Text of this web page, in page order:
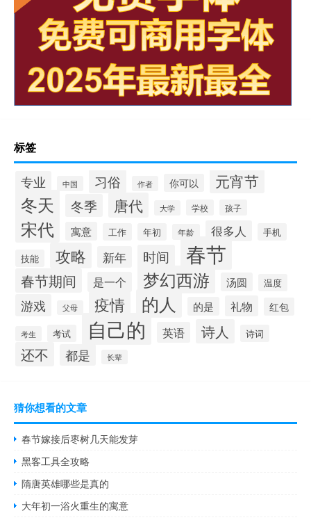
标签
专业 中国 习俗 作者 你可以 元宵节
冬天 冬季 唐代 大学 学校 孩子
宋代 寓意 工作 年初 年龄 很多人
手机
技能
攻略 新年 时间 春节
春节期间 是一个 梦幻西游 汤圆 温度
游戏 父母 疫情 的人 的是 礼物 红包
考生 考试 自己的 英语 诗人 诗词
还不 都是 长辈
猜你想看的文章
春节嫁接后枣树几天能发芽
黑客工具全攻略
隋唐英雄哪些是真的
大年初一浴火重生的寓意